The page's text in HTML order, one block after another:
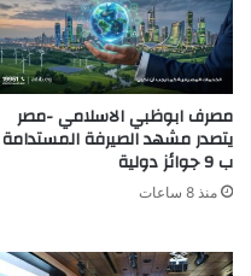
مصرف ابوظبي الاسلامي -مصر
يتصدر مشهد الصيرفة المستدامة
ب 9 جوائز دولية
منذ 8 ساعات